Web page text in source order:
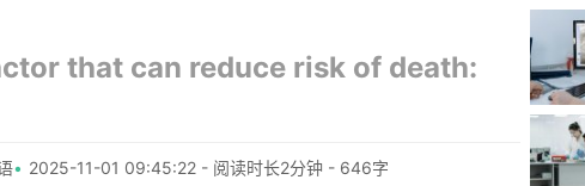
that can reduce risk of death:
2025-11-01 09:45:22 - 阅读时长2分钟 - 646字